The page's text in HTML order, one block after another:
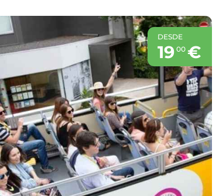
DESDE
19 00 €